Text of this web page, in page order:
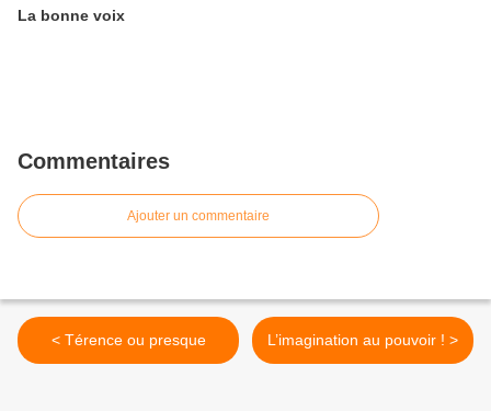
La bonne voix
Commentaires
Ajouter un commentaire
< Térence ou presque L’imagination au pouvoir ! >